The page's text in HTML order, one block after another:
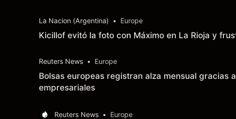
La Nacion (Argentina) • Europe
Kicillof evitó la foto con Máximo en La Rioja y
Reuters News • Europe
Bolsas europeas registran alza mensual gracias
empresariales
Reuters News • Europe